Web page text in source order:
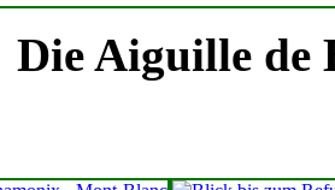
Die Aiguille de